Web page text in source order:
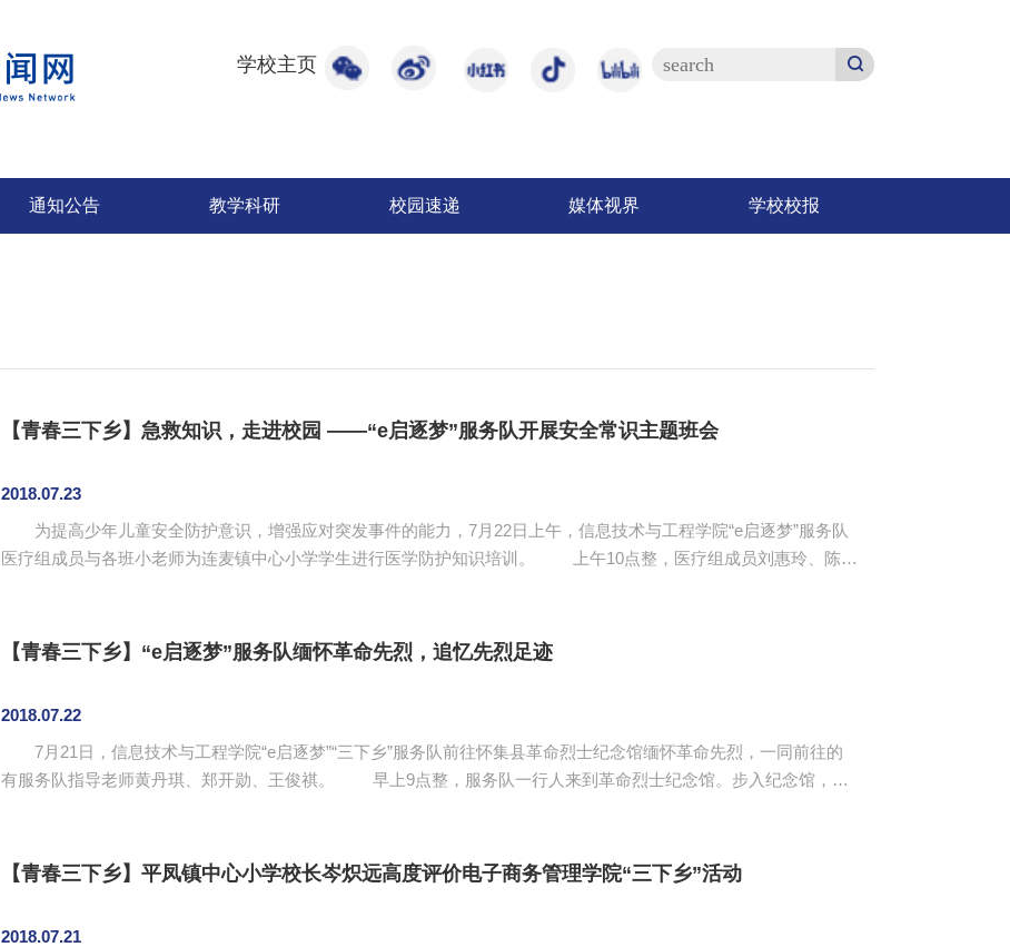
学校主页
通知公告 教学科研 校园速递 媒体视界 学校校报
【青春三下乡】急救知识，走进校园 ——“e启逐梦”服务队开展安全常识主题班会
2018.07.23
为提高少年儿童安全防护意识，增强应对突发事件的能力，7月22日上午，信息技术与工程学院“e启逐梦”服务队
医疗组成员与各班小老师为连麦镇中心小学学生进行医学防护知识培训。 上午10点整，医疗组成员刘惠玲、陈育
松，抓住漂浮物或放松身体斜仰水面，保持平缓呼吸。医疗组成员还为小学生们普及蛇...
【青春三下乡】“e启逐梦”服务队缅怀革命先烈，追忆先烈足迹
2018.07.22
7月21日，信息技术与工程学院“e启逐梦”“三下乡”服务队前往怀集县革命烈士纪念馆缅怀革命先烈，一同前往的
有服务队指导老师黄丹琪、郑开勋、王俊祺。 早上9点整，服务队一行人来到革命烈士纪念馆。步入纪念馆，革
员所肩负的责任。在英雄纪念碑下，三位指导老师率领队员们一同瞻仰革命烈士墓碑，默哀...
【青春三下乡】平凤镇中心小学校长岑炽远高度评价电子商务管理学院“三下乡”活动
2018.07.21